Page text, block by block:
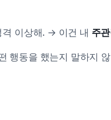
격 이상해. → 이건 내 주
행동을 했는지 말하지